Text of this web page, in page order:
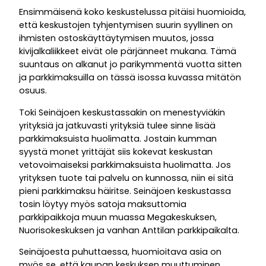
Ensimmäisenä koko keskustelussa pitäisi huomioida,
että keskustojen tyhjentymisen suurin syyllinen on
ihmisten ostoskäyttäytymisen muutos, jossa
kivijalkaliikkeet eivät ole pärjänneet mukana. Tämä
suuntaus on alkanut jo parikymmentä vuotta sitten
ja parkkimaksuilla on tässä isossa kuvassa mitätön
osuus.
Toki Seinäjoen keskustassakin on menestyviäkin
yrityksiä ja jatkuvasti yrityksiä tulee sinne lisää
parkkimaksuista huolimatta. Jostain kumman
syystä monet yrittäjät siis kokevat keskustan
vetovoimaiseksi parkkimaksuista huolimatta. Jos
yrityksen tuote tai palvelu on kunnossa, niin ei sitä
pieni parkkimaksu häiritse. Seinäjoen keskustassa
tosin löytyy myös satoja maksuttomia
parkkipaikkoja muun muassa Megakeskuksen,
Nuorisokeskuksen ja vanhan Anttilan parkkipaikalta.
Seinäjoesta puhuttaessa, huomioitava asia on